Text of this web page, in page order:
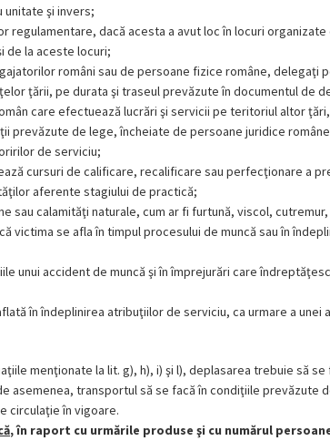
unitate şi invers;
regulamentare, dacă acesta a avut loc în locuri
de la aceste locuri;
români sau de persoane fizice române, delegaţi
ţării, pe durata şi traseul prevăzute în documentul de
care efectuează lucrări şi servicii pe teritoriul altor
prevăzute de lege, încheiate de persoane juridice
de serviciu;
cursuri de calificare, recalificare sau perfecţionare a
aferente stagiului de practică;
sau calamităţi naturale, cum ar fi furtună, viscol,
victima se afla în timpul procesului de muncă sau în
unui accident de muncă şi în împrejurări care
în îndeplinirea atribuţiilor de serviciu, ca urmare a unei
menţionate la lit. g), h), i) şi l), deplasarea trebuie să
asemenea, transportul să se facă în condiţiile prevăzute
circulaţie în vigoare.
, în raport cu urmările produse şi cu numărul